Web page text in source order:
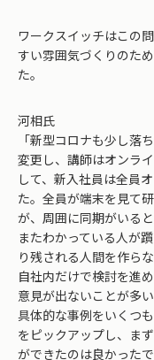
ワークスイッチはこの
すい雰囲気づくりのた
た。
河相氏
「新型コロナも少し落
変更し、講師はオンラ
して、新入社員は全員
た。全員が端末を見て
が、周囲に同期がいる
またわかっている人が
り残される人間を作ら
自社内だけで検討を進
意見が出ないことが多
具体的な事例をいくつ
をピックアップし、ま
ができたのは良かったで